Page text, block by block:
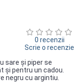
0 recenzii
Scrie o recenzie
sare şi piper se
pentru un cadou.
negru cu argintiu.